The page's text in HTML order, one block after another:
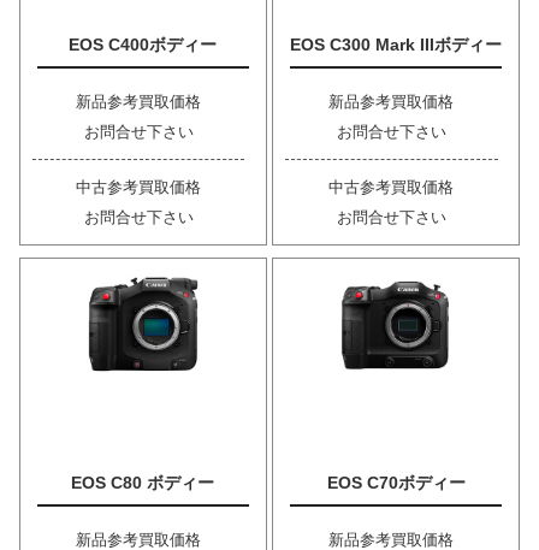
EOS C400ボディー
新品参考買取価格
お問合せ下さい
中古参考買取価格
お問合せ下さい
EOS C300 Mark IIIボディー
新品参考買取価格
お問合せ下さい
中古参考買取価格
お問合せ下さい
EOS C80 ボディー
新品参考買取価格
EOS C70ボディー
新品参考買取価格